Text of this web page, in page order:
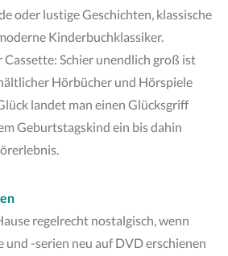
oder lustige Geschichten, klassische
Kinderbuchklassiker.
Cassette: Schier unendlich groß ist
Hörbücher und Hörspiele
landet man einen Glücksgriff
Geburtstagskind ein bis dahin
regelrecht nostalgisch, wenn
und -serien neu auf DVD erschienen